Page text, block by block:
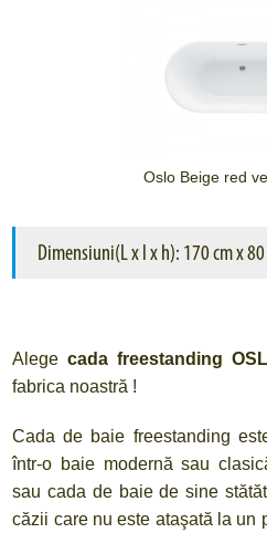
Oslo Beige red
Dimensiuni(L x l x h): 170 cm x
Alegecada freestanding
fabrica noastră !
Cada de baie freestanding
într-o baie modernă sau
sau cada de baie de sine
căzii care nu este ataşată la un